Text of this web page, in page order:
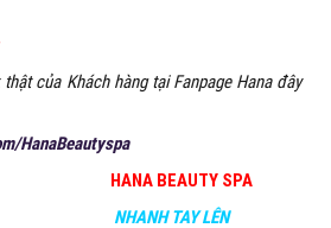
của Khách hàng tại Fanpage Hana đây
HanaBeautyspa
HANA BEAUTY SPA
NHANH TAY LÊN